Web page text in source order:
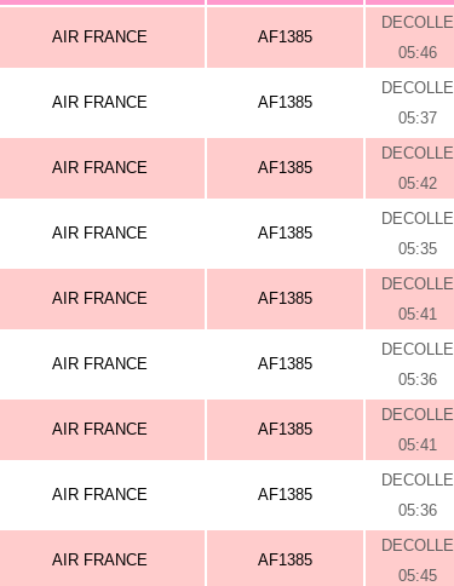
AIR FRANCE AF1385
DECOLLE
05:46
AIR FRANCE AF1385
DECOLLE
05:37
AIR FRANCE AF1385
DECOLLE
05:42
AIR FRANCE AF1385
DECOLLE
05:35
AIR FRANCE AF1385
DECOLLE
05:41
AIR FRANCE AF1385
DECOLLE
05:36
AIR FRANCE AF1385
DECOLLE
05:41
AIR FRANCE AF1385
DECOLLE
05:36
AIR FRANCE AF1385
DECOLLE
05:45